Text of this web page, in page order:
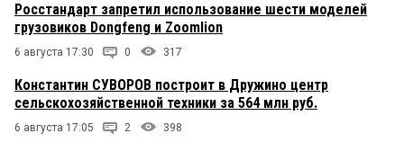
Росстандарт запретил использование шести моделей
грузовиков Dongfeng и Zoomlion
6 августа 17:30 0 317
Константин СУВОРОВ построит в Дружино центр
сельскохозяйственной техники за 564 млн руб.
6 августа 17:05 2 398